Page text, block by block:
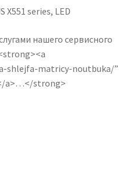
X551 series, LED
нашего сервисного
shlejfa-matricy-noutbuka/”
a>…</strong>